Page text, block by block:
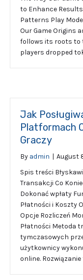
to Enhance
Patterns Play
Our Game Origins
follows its roots to
players dropped
Jak
Platformach
Graczy
By admin | August
Spis treści
Transakcji Co
Dokonać wpłaty
Płatności i Koszty
Opcje Rozliczeń
Płatności Metoda
tymczasowych
użytkownicy
online. Rozwiązanie